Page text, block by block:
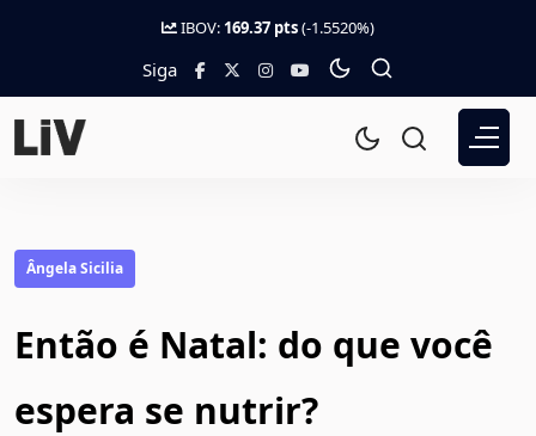
IBOV: 169.37 pts(-1.5520%)
Siga
Ângela Sicilia
Então é Natal: do que você
espera se nutrir?